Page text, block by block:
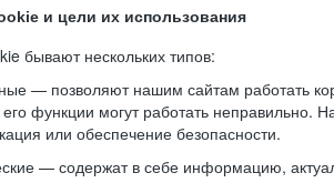
и цели их использования
бывают нескольких типов:
— позволяют нашим сайтам работать
функции могут работать неправильно.
или обеспечение безопасности.
— содержат в себе информацию,